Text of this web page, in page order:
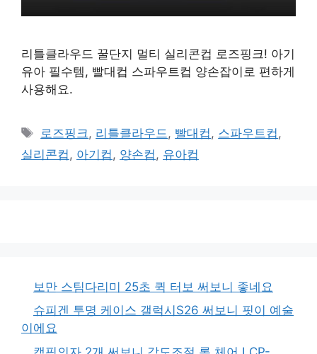
리틀클라우드 꿀단지 멀티 실리콘컵 로즈핑크! 아기
유아 필수템, 빨대컵 스파우트컵 양손잡이로 편하게
사용해요.
태
그
로즈핑크 , 리틀클라우드 , 빨대컵 , 스파우트컵 ,
실리콘컵 , 아기컵 , 양손컵 , 유아컵
보만 스팀다리미 25초 퀵 터보 써보니 좋네요
슈피겐 투명 케이스 갤럭시S26 써보니 핏이 예술
이에요